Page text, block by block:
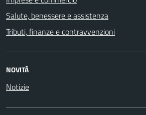
Salute, benessere e assistenza
Tributi, finanze e contravvenzioni
NOVITÀ
Notizie